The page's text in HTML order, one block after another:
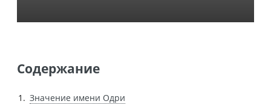
Содержание
Значение имени Одри